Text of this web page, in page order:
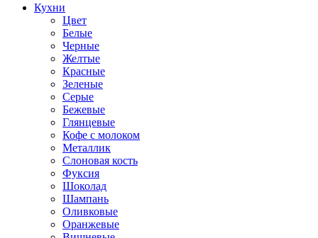
Кухни
Цвет
Белые
Черные
Желтые
Красные
Зеленые
Серые
Бежевые
Глянцевые
Кофе с молоком
Металлик
Слоновая кость
Фуксия
Шоколад
Шампань
Оливковые
Оранжевые